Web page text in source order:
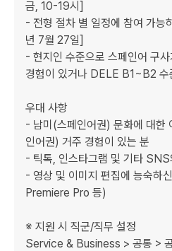
금, 10-19시]
- 전형 절차 별 일정에 참여 가
년 7월 27일]
- 현지인 수준으로 스페인어 구
경험이 있거나 DELE B1~B2 수
우대 사항
- 남미(스페인어권) 문화에 대한
인어권) 거주 경험이 있는 분
- 틱톡, 인스타그램 및 기타 SNS
- 영상 및 이미지 편집에 능숙
Premiere Pro 등)
※ 지원 시 직군/직무 설정
Service & Business > 공통 >